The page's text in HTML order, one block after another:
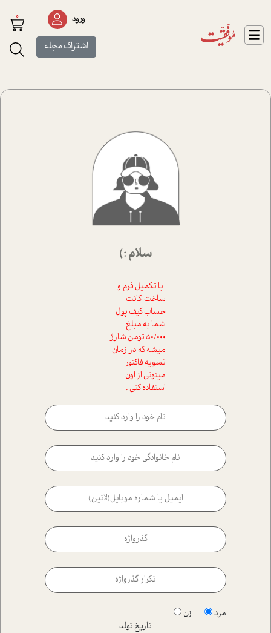
ورود
اشتراک مجله
0
سلام :)
با تکمیل فرم و
ساخت اکانت
حساب کیف پول
شما به مبلغ
50/000 تومن شارژ
میشه که در زمان
تسویه فاکتور
میتونی از اون
استفاده کنی .
مرد
زن
تاریخ تولد